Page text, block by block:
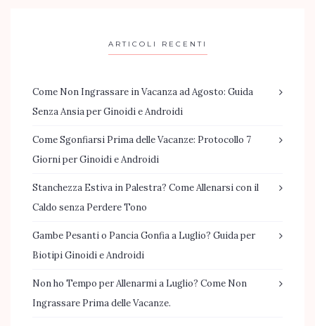
ARTICOLI RECENTI
Come Non Ingrassare in Vacanza ad Agosto: Guida
Senza Ansia per Ginoidi e Androidi
Come Sgonfiarsi Prima delle Vacanze: Protocollo 7
Giorni per Ginoidi e Androidi
Stanchezza Estiva in Palestra? Come Allenarsi con il
Caldo senza Perdere Tono
Gambe Pesanti o Pancia Gonfia a Luglio? Guida per
Biotipi Ginoidi e Androidi
Non ho Tempo per Allenarmi a Luglio? Come Non
Ingrassare Prima delle Vacanze.